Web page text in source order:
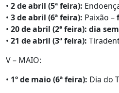
• 2 de abril (5ª feira):
• 3 de abril (6ª feira): Paixão –
• 20 de abril (2ª feira): dia
• 21 de abril (3ª feira):
V – MAIO:
• 1º de maio (6ª feira): Dia do